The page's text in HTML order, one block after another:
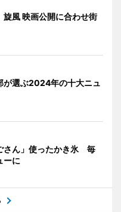
旋風 映画公開に合わせ街
が選ぶ2024年の十大ニュ
さん」使ったかき氷 毎
ーに